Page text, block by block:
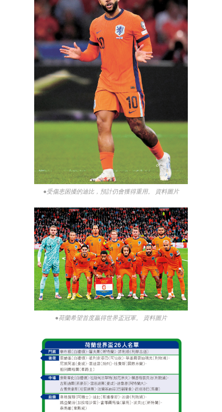
●受傷患困擾的迪比，預計仍會獲得重用。 資料圖片
●荷蘭希望首度贏得世界盃冠軍。 資料圖片